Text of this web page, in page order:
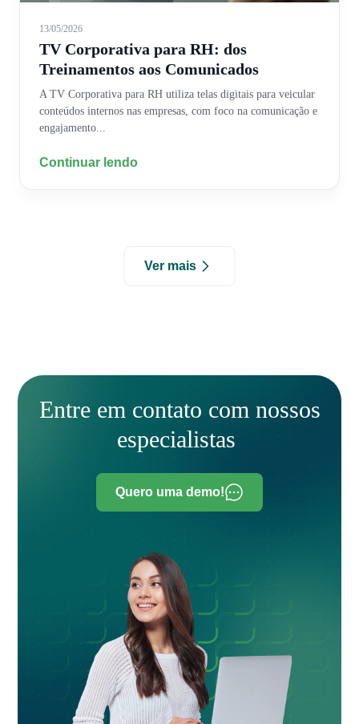
Ver mais
13/05/2026
TV Corporativa para RH: dos
Treinamentos aos Comunicados
A TV Corporativa para RH utiliza telas digitais para veicular
conteúdos internos nas empresas, com foco na comunicação e
engajamento...
Continuar lendo
Entre em contato com nossos
especialistas
Quero uma demo!